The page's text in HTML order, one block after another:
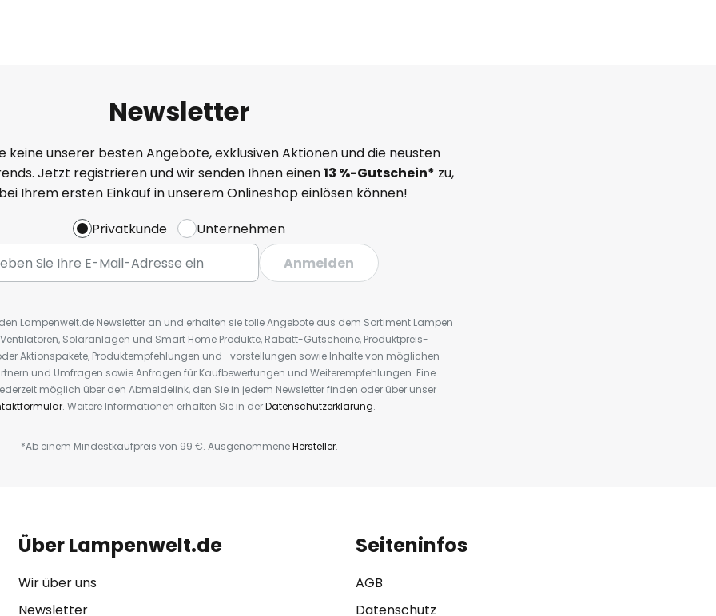
Newsletter
keine unserer besten Angebote, exklusiven Aktionen und die neusten
Jetzt registrieren und wir senden Ihnen einen13 %-Gutschein* zu,
Ihrem ersten Einkauf in unserem Onlineshop einlösen können!
Privatkunde
Unternehmen
Anmelden
Lampenwelt.de Newsletter an und erhalten sie tolle Angebote aus dem Sortiment Lampen
Solaranlagen und Smart Home Produkte, Rabatt-Gutscheine, Produktpreis-
Aktionspakete, Produktempfehlungen und -vorstellungen sowie Inhalte von möglichen
und Umfragen sowie Anfragen für Kaufbewertungen und Weiterempfehlungen. Eine
möglich über den Abmeldelink, den Sie in jedem Newsletter finden oder über unser
. Weitere Informationen erhalten Sie in derDatenschutzerklärung.
*Ab einem Mindestkaufpreis von 99 €. AusgenommeneHersteller.
Über Lampenwelt.de
Wir über uns
Newsletter
Seiteninfos
AGB
Datenschutz